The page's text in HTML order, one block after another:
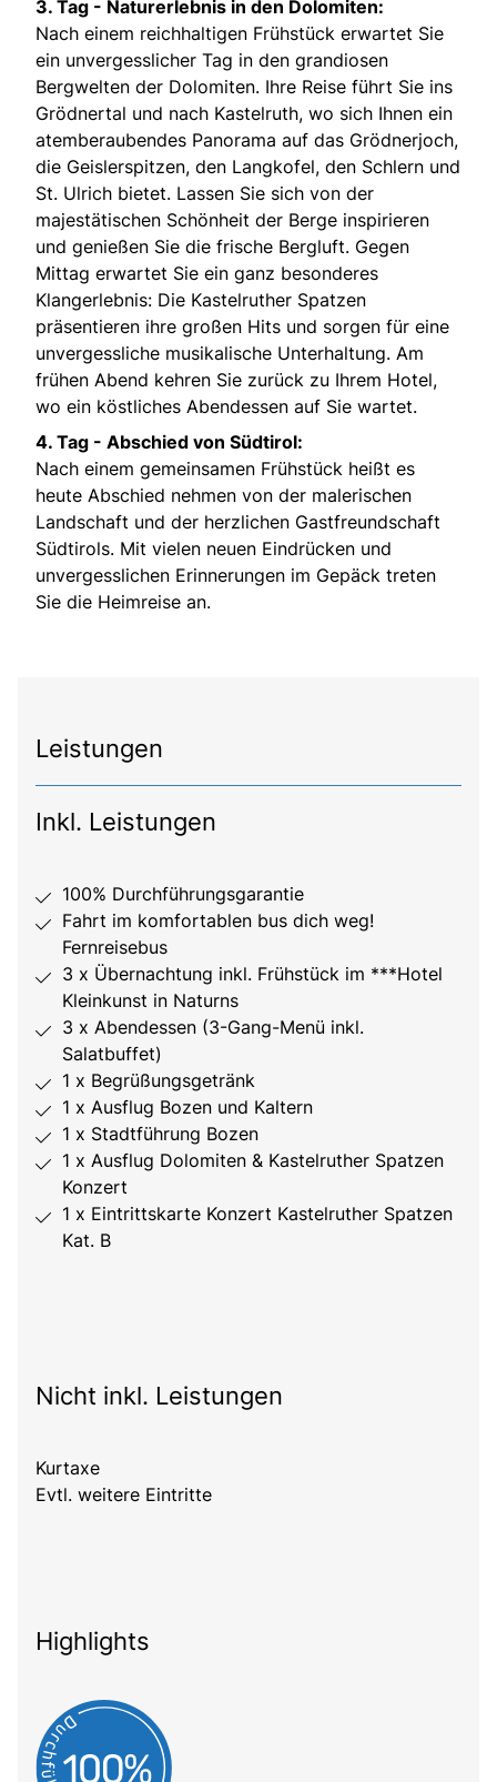
3. Tag - Naturerlebnis in den Dolomiten:
Nach einem reichhaltigen Frühstück erwartet Sie
ein unvergesslicher Tag in den grandiosen
Bergwelten der Dolomiten. Ihre Reise führt Sie ins
Grödnertal und nach Kastelruth, wo sich Ihnen ein
atemberaubendes Panorama auf das Grödnerjoch,
die Geislerspitzen, den Langkofel, den Schlern und
St. Ulrich bietet. Lassen Sie sich von der
majestätischen Schönheit der Berge inspirieren
und genießen Sie die frische Bergluft. Gegen
Mittag erwartet Sie ein ganz besonderes
Klangerlebnis: Die Kastelruther Spatzen
präsentieren ihre großen Hits und sorgen für eine
unvergessliche musikalische Unterhaltung. Am
frühen Abend kehren Sie zurück zu Ihrem Hotel,
wo ein köstliches Abendessen auf Sie wartet.
4. Tag - Abschied von Südtirol:
Nach einem gemeinsamen Frühstück heißt es
heute Abschied nehmen von der malerischen
Landschaft und der herzlichen Gastfreundschaft
Südtirols. Mit vielen neuen Eindrücken und
unvergesslichen Erinnerungen im Gepäck treten
Sie die Heimreise an.
Leistungen
Inkl. Leistungen
100% Durchführungsgarantie
Fahrt im komfortablen bus dich weg!
Fernreisebus
3 x Übernachtung inkl. Frühstück im ***Hotel
Kleinkunst in Naturns
3 x Abendessen (3-Gang-Menü inkl.
Salatbuffet)
1 x Begrüßungsgetränk
1 x Ausflug Bozen und Kaltern
1 x Stadtführung Bozen
1 x Ausflug Dolomiten & Kastelruther Spatzen
Konzert
1 x Eintrittskarte Konzert Kastelruther Spatzen
Kat. B
Nicht inkl. Leistungen
Kurtaxe
Evtl. weitere Eintritte
Highlights